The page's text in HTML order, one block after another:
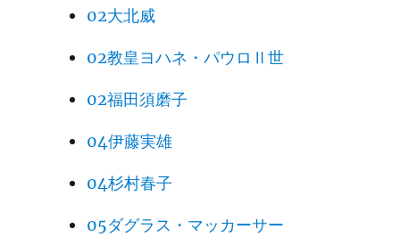
02大北威
02教皇ヨハネ・パウロⅡ世
02福田須磨子
04伊藤実雄
04杉村春子
05ダグラス・マッカーサー